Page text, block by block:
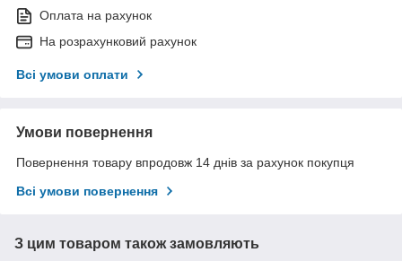
Оплата на рахунок
На розрахунковий рахунок
Всі умови оплати
Умови повернення
Повернення товару впродовж 14 днів за рахунок покупця
Всі умови повернення
З цим товаром також замовляють